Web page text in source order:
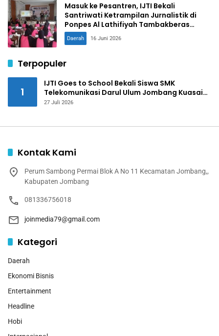
Masuk ke Pesantren, IJTI Bekali
Santriwati Ketrampilan Jurnalistik di
Ponpes Al Lathifiyah Tambakberas
Jombang
Daerah 16 Juni 2026
Terpopuler
1
IJTI Goes to School Bekali Siswa SMK
Telekomunikasi Darul Ulum Jombang Kuasai
Jurnalistik Digital
27 Juli 2026
Kontak Kami
Perum Sambong Permai Blok A No 11 Kecamatan Jombang,,
Kabupaten Jombang
081336756018
joinmedia79@gmail.com
Kategori
Daerah
Ekonomi Bisnis
Entertainment
Headline
Hobi